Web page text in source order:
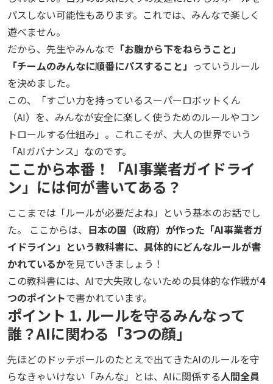
パスしない可能性もあります。これでは、みんなで楽しく
遊べません。
だから、先生やみんなで 「お腹から下をねらうこと」
「チームのみんなに順番にパスすること」 っていうルール
を決めました。
この、「すごい力を持っているスーパーロボットくん
（AI）を、みんなが安全に楽しく使うためのルールやコン
トロールする仕組み」。これこそが、大人の世界でいう
「AIガバナンス」なのです。
ここから本番！「AI事業者ガイドライ
ン」には何が書いてある？
ここまでは「ルールが必要だよね」という基本のお話でし
た。 ここからは、 日本の国（政府）が作った「AI事業者ガ
イドライン」という教科書に、具体的にどんなルールが書
かれているかを見ていきましょう！
この教科書には、AIで大失敗しないための具体的な作戦が4
つのポイントで書かれています。
ポイント 1. ルールを守るみんなって
誰？AIに関わる「3つの顔」
先ほどのドッチボールのたとえで出てきたAIのルールを守
らなきゃいけない「みんな」とは、AIに関係する人間全員